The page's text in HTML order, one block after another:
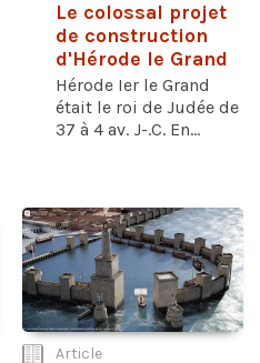
Le colossal projet
de construction
d'Hérode le Grand
Hérode Ier le Grand
était le roi de Judée de
37 à 4 av. J-.C. En...
Article